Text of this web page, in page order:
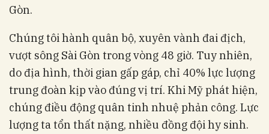
Gòn.
Chúng tôi hành quân bộ, xuyên vành đai địch,
vượt sông Sài Gòn trong vòng 48 giờ. Tuy nhiên,
do địa hình, thời gian gấp gáp, chỉ 40% lực lượng
trung đoàn kịp vào đúng vị trí. Khi Mỹ phát hiện,
chúng điều động quân tinh nhuệ phản công. Lực
lượng ta tổn thất nặng, nhiều đồng đội hy sinh.